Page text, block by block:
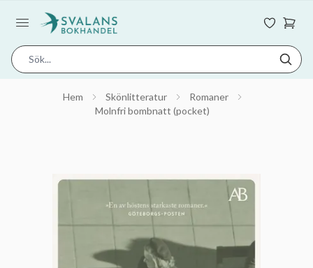
Hem Skönlitteratur
Romaner
Molnfri bombnatt (pocket)